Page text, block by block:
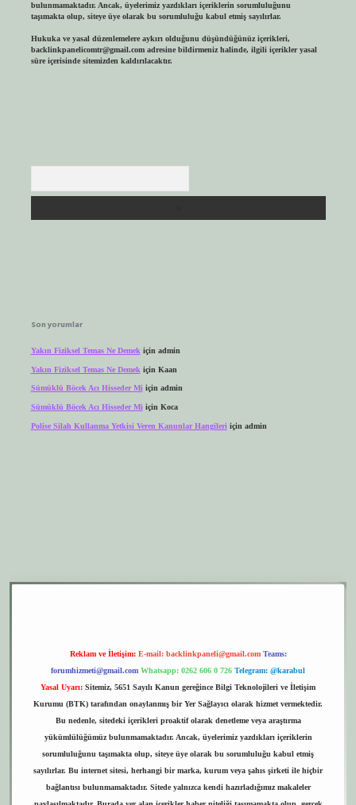
bulunmamaktadır. Ancak, üyelerimiz yazdıkları içeriklerin sorumluluğunu
taşımakta olup, siteye üye olarak bu sorumluluğu kabul etmiş sayılırlar.
Hukuka ve yasal düzenlemelere aykırı olduğunu düşündüğünüz içerikleri,
backlinkpanelicomtr@gmail.comadresine bildirmeniz halinde, ilgili içerikler yasal
süre içerisinde sitemizden kaldırılacaktır.
Son yorumlar
Yakın Fiziksel Temas Ne Demek için admin
Yakın Fiziksel Temas Ne Demek için Kaan
Sümüklü Böcek Acı Hisseder Miiçin admin
Sümüklü Böcek Acı Hisseder Mi için Koca
Polise Silah Kullanma Yetkisi Veren Kanunlar Hangileri için admin
Reklam ve İletişim: E-mail: backlinkpaneli@gmail.com Teams:
forumhizmeti@gmail.com Whatsapp: 0262 606 0 726 Telegram: @karabul
Yasal Uyarı: Sitemiz, 5651 Sayılı Kanun gereğince Bilgi Teknolojileri ve İletişim
Kurumu (BTK) tarafından onaylanmış bir Yer Sağlayıcı olarak hizmet vermektedir.
Bu nedenle, sitedeki içerikleri proaktif olarak denetleme veya araştırma
yükümlülüğümüz bulunmamaktadır. Ancak, üyelerimiz yazdıkları içeriklerin
sorumluluğunu taşımakta olup, siteye üye olarak bu sorumluluğu kabul etmiş
sayılırlar. Bu internet sitesi, herhangi bir marka, kurum veya şahıs şirketi ile hiçbir
bağlantısı bulunmamaktadır. Sitede yalnızca kendi hazırladığımız makaleler